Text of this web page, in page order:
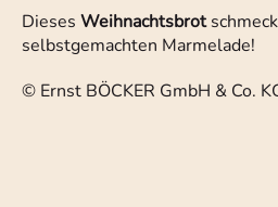
Dieses Weihnachtsbrot
selbstgemachten Marmelade!
© Ernst BÖCKER GmbH & Co.